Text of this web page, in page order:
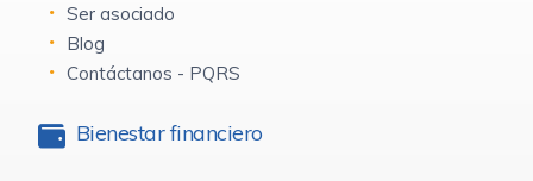
Ser asociado
Blog
Contáctanos - PQRS
Bienestar financiero